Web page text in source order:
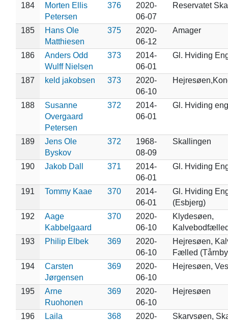
184
Morten Ellis
Petersen
376
2020-
06-07
Reservatet
185
Hans Ole
Matthiesen
375
2020-
06-12
Amager
186
Anders Odd
Wulff Nielsen
373
2014-
06-01
Gl. Hviding
187 keld jakobsen 373
2020-
06-10
188
Susanne
Overgaard
Petersen
372
2014-
06-01
Gl. Hviding
189
Jens Ole
Byskov
372
1968-
08-09
Skallingen
190 Jakob Dall 371
2014-
06-01
Gl. Hviding
191 Tommy Kaae 370
2014-
06-01
Gl. Hviding
(Esbjerg)
192
Aage
Kabbelgaard
370
2020-
06-10
Klydesøen,
193
Philip Elbek 369
2020-
06-10
Hejresøen,
Fælled
194
Carsten
Jørgensen
369
2020-
06-10
Hejresøen,
195
Arne
Ruohonen
369
2020-
06-10
Hejresøen
196 Laila 368 2020- Skarvsøen,